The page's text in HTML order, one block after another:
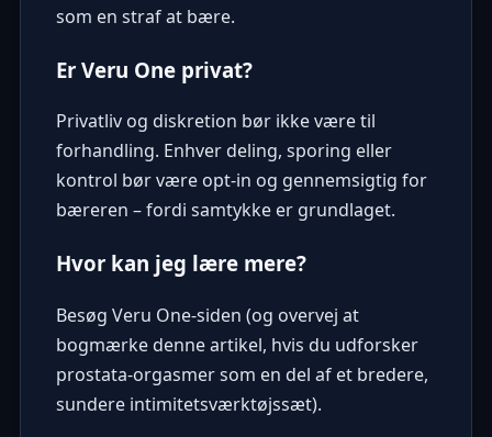
som en straf at bære.
Er Veru One privat?
Privatliv og diskretion bør ikke være til
forhandling. Enhver deling, sporing eller
kontrol bør være opt-in og gennemsigtig for
bæreren – fordi samtykke er grundlaget.
Hvor kan jeg lære mere?
Besøg Veru One-siden (og overvej at
bogmærke denne artikel, hvis du udforsker
prostata-orgasmer som en del af et bredere,
sundere intimitetsværktøjssæt).